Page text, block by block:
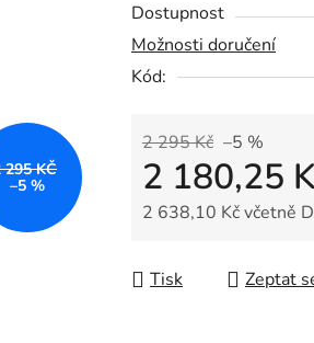
z
5
hvězdiček.
Dostupnost
Možnosti doručení
Kód:
2 295 Kč –5 %
2 180,25
2 638,10 Kč včetně
Tisk Zeptat
295 KČ
–5 %